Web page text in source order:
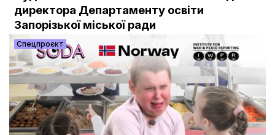
Документи
директора Департаменту освіти
Запорізької міської ради
Спецпроєкт